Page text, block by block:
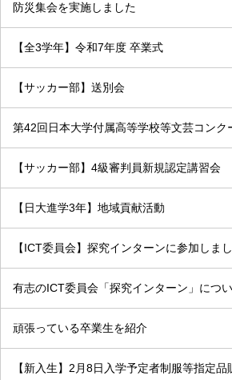
防災集会を実施しました
【全3学年】令和7年度 卒業式
【サッカー部】送別会
第42回日本大学付属高等学校等文芸コンク
【サッカー部】4級審判員新規認定講習会
【日大進学3年】地域貢献活動
【ICT委員会】探究インターンに参加しま
有志のICT委員会「探究インターン」につ
頑張っている卒業生を紹介
【新入生】2月8日入学予定者制服等指定品